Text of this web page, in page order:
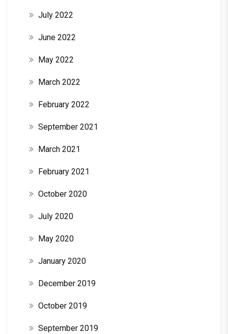
July 2022
June 2022
May 2022
March 2022
February 2022
September 2021
March 2021
February 2021
October 2020
July 2020
May 2020
January 2020
December 2019
October 2019
September 2019